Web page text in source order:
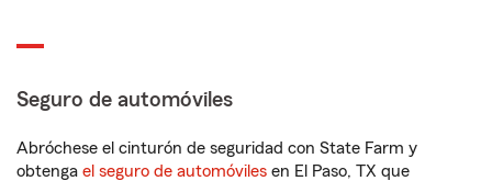
Seguro de automóviles
Abróchese el cinturón de seguridad con State Farm y
obtenga el seguro de automóviles en El Paso, TX que